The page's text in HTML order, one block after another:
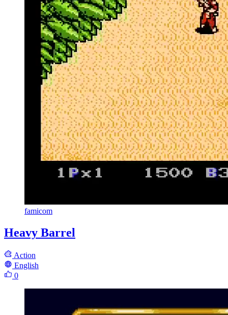
famicom
Heavy Barrel
Action
English
0